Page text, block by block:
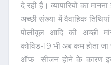
दे रही हैं। व्यापारियों का
अच्छी संख्या में वैवाहिक
पोलीवूल आदि की अच्छी
कोविड-19 भी अब कम होता जा
ऑफ सीजन होने के कारण इस